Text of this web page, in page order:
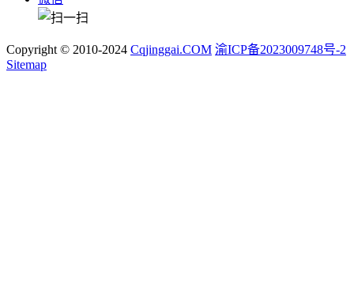
Copyright © 2010-2024 Cqjinggai.COM 渝ICP备2023009748号-2
Sitemap